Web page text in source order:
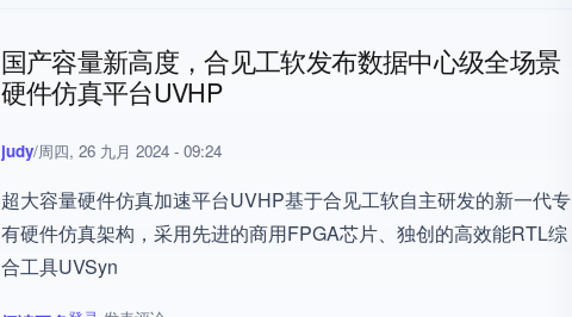
国产容量新高度，合见工软发布数据中心级全场景
硬件仿真平台UVHP
judy/周四, 26 九月 2024 - 09:24
超大容量硬件仿真加速平台UVHP基于合见工软自主研发的新一代专
有硬件仿真架构，采用先进的商用FPGA芯片、独创的高效能RTL综
合工具UVSyn